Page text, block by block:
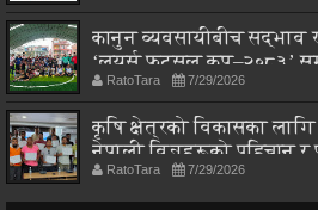
कानुन व्यवसायीबीच सद्भाव
‘लयर्स फुटसल कप–२०८३’
RatoTara 7/29/2026
कृषि क्षेत्रको विकासका
नेपाली विज्ञहरूको पहिचान
आवश्यक : मन्त्री चौधरी
RatoTara 7/29/2026